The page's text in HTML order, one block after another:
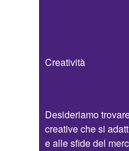
Creatività
Desideriamo
creative che si
e alle sfide del